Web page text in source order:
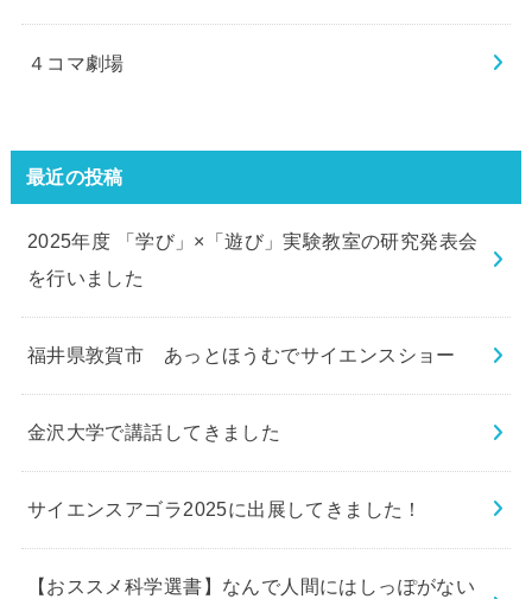
４コマ劇場
最近の投稿
2025年度 「学び」×「遊び」実験教室の研究発表会
を行いました
福井県敦賀市 あっとほうむでサイエンスショー
金沢大学で講話してきました
サイエンスアゴラ2025に出展してきました！
【おススメ科学選書】なんで人間にはしっぽがない